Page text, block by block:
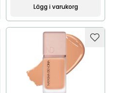
Lägg i varukorg